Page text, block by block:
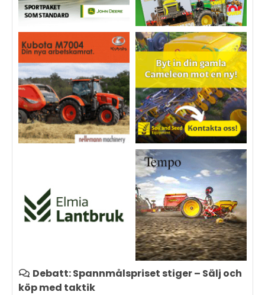
Debatt: Spannmålspriset stiger – Sälj och
köp med taktik